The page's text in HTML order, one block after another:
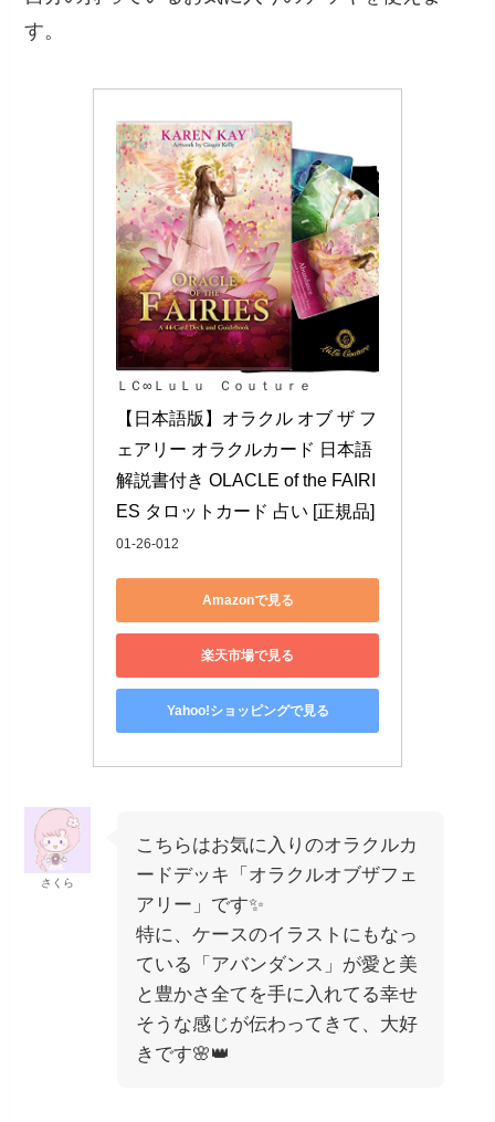
す。
ＬＣ∞ＬｕＬｕ Ｃｏｕｔｕｒｅ
【日本語版】オラクル オブ ザ フ
ェアリー オラクルカード 日本語
解説書付き OLACLE of the FAIRI
ES タロットカード 占い [正規品]
01-26-012
Amazonで見る
楽天市場で見る
Yahoo!ショッピングで見る
さくら
こちらはお気に入りのオラクルカ
ードデッキ「オラクルオブザフェ
アリー」です✨
特に、ケースのイラストにもなっ
ている「アバンダンス」が愛と美
と豊かさ全てを手に入れてる幸せ
そうな感じが伝わってきて、大好
きです🌸👑